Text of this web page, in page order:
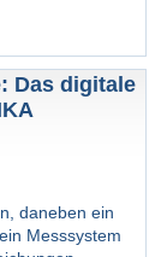
Das digitale
daneben ein
Messsystem